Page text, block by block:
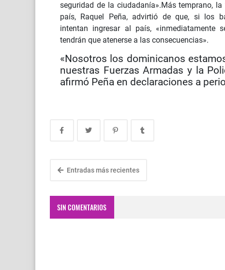
seguridad de la ciudadanía».Más temprano, la
país, Raquel Peña, advirtió de que, si los
intentan ingresar al país, «inmediatamente
tendrán que atenerse a las consecuencias».
«Nosotros los dominicanos
nuestras Fuerzas Armadas y la
afirmó Peña en declaraciones a
Entradas más recientes
SIN COMENTARIOS